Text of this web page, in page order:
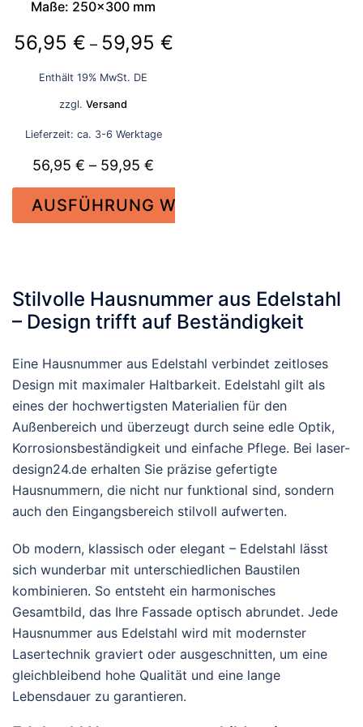
werden
Maße: 250×300 mm
56,95 € – 59,95 €Preisspanne:
Enthält 19% MwSt. DE
zzgl.Versand
Lieferzeit: ca. 3-6 Werktage
56,95€ – 59,95€
56,95 €
bis
AUSFÜHRUNG WÄHLEN
mehrere
Varianten
Die
Optionen
können
auf
der
Produktseite
gewählt
werden
Stilvolle Hausnummer aus Edelstahl
– Design trifft auf Beständigkeit
Eine Hausnummer aus Edelstahl verbindet zeitloses
Design mit maximaler Haltbarkeit. Edelstahl gilt als
eines der hochwertigsten Materialien für den
Außenbereich und überzeugt durch seine edle Optik,
Korrosionsbeständigkeit und einfache Pflege. Bei laser-
design24.de erhalten Sie präzise gefertigte
Hausnummern, die nicht nur funktional sind, sondern
auch den Eingangsbereich stilvoll aufwerten.
Ob modern, klassisch oder elegant – Edelstahl lässt
sich wunderbar mit unterschiedlichen Baustilen
kombinieren. So entsteht ein harmonisches
Gesamtbild, das Ihre Fassade optisch abrundet. Jede
Hausnummer aus Edelstahl wird mit modernster
Lasertechnik graviert oder ausgeschnitten, um eine
gleichbleibend hohe Qualität und eine lange
Lebensdauer zu garantieren.